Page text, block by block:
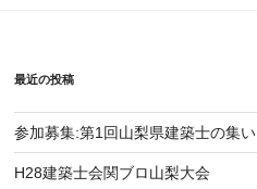
最近の投稿
参加募集:第1回山梨県建築士の集い
H28建築士会関ブロ山梨大会